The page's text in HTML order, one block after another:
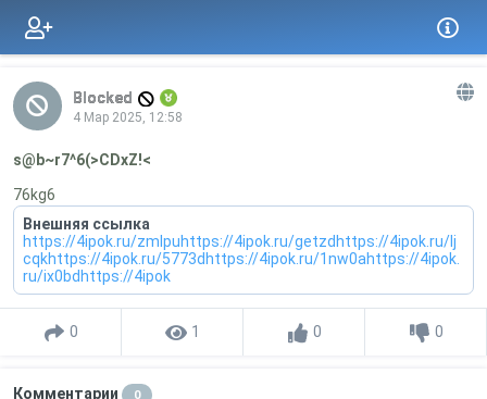
Blocked
4 Мар 2025, 12:58
s@b~r7^6(>CDxZ!<
76kg6
Внешняя ссылка
https://4ipok.ru/zmlpuhttps://4ipok.ru/getzdhttps://4ipok.ru/lj
cqkhttps://4ipok.ru/5773dhttps://4ipok.ru/1nw0ahttps://4ipok.
ru/ix0bdhttps://4ipok
0 1 0 0
Комментарии 0